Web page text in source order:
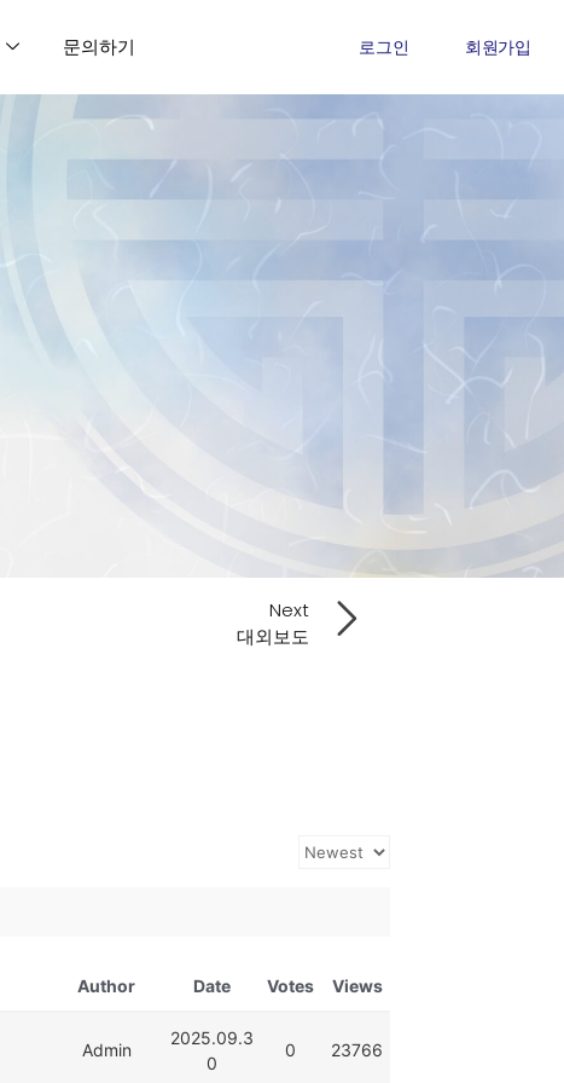
문의하기 로그인 회원가입
Next
대외보도
Author Date Votes Views
Admin
2025.09.3
0
0 23766